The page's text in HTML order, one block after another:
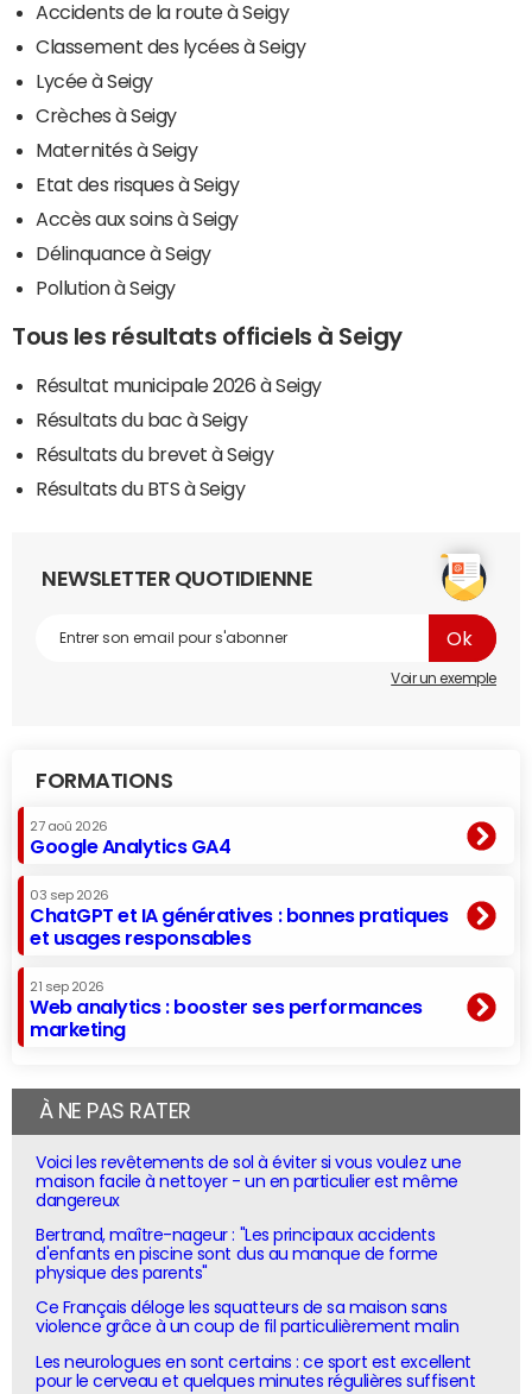
Accidents de la route à Seigy
Classement des lycées à Seigy
Lycée à Seigy
Crèches à Seigy
Maternités à Seigy
Etat des risques à Seigy
Accès aux soins à Seigy
Délinquance à Seigy
Pollution à Seigy
Tous les résultats officiels à Seigy
Résultat municipale 2026 à Seigy
Résultats du bac à Seigy
Résultats du brevet à Seigy
Résultats du BTS à Seigy
NEWSLETTER QUOTIDIENNE
Voir un exemple
FORMATIONS
27 aoû 2026
Google Analytics GA4
03 sep 2026
ChatGPT et IA génératives : bonnes pratiques
et usages responsables
21 sep 2026
Web analytics : booster ses performances
marketing
À NE PAS RATER
Voici les revêtements de sol à éviter si vous voulez une
maison facile à nettoyer - un en particulier est même
dangereux
Bertrand, maître-nageur : "Les principaux accidents
d'enfants en piscine sont dus au manque de forme
physique des parents"
Ce Français déloge les squatteurs de sa maison sans
violence grâce à un coup de fil particulièrement malin
Les neurologues en sont certains : ce sport est excellent
pour le cerveau et quelques minutes régulières suffisent